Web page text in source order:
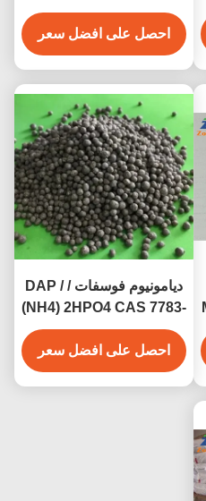
KH2PO4 البوتاسيوم
أورثوفوسفات E340ii
احصل على افضل سعر
ديامونيوم فوسفات / DAP /
(NH4) 2HPO4 CAS 7783-
28-0
احصل على افضل سعر